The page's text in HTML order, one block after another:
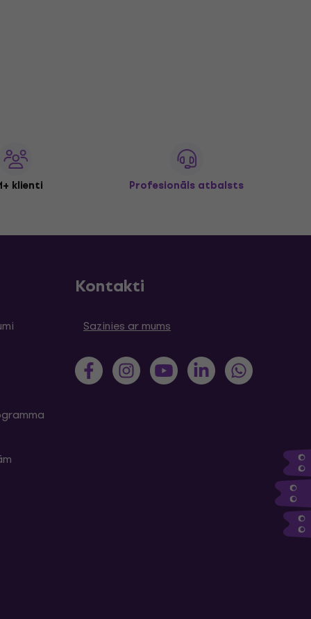
klienti Profesionāls atbalsts
Kontakti
Sazinies ar mums